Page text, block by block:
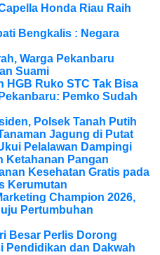
Honda Riau Raih
Bengkalis : Negara
Warga Pekanbaru
Suami
HGB Ruko STC Tak Bisa
Pemko Sudah
Polsek Tanah Putih
Jagung di Putat
Pelalawan Dampingi
Ketahanan Pangan
Kesehatan Gratis pada
Kerumutan
Champion 2026,
Pertumbuhan
Besar Perlis Dorong
Pendidikan dan Dakwah